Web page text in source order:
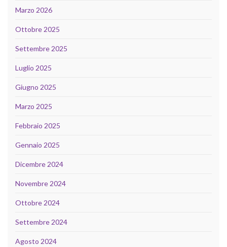
Marzo 2026
Ottobre 2025
Settembre 2025
Luglio 2025
Giugno 2025
Marzo 2025
Febbraio 2025
Gennaio 2025
Dicembre 2024
Novembre 2024
Ottobre 2024
Settembre 2024
Agosto 2024